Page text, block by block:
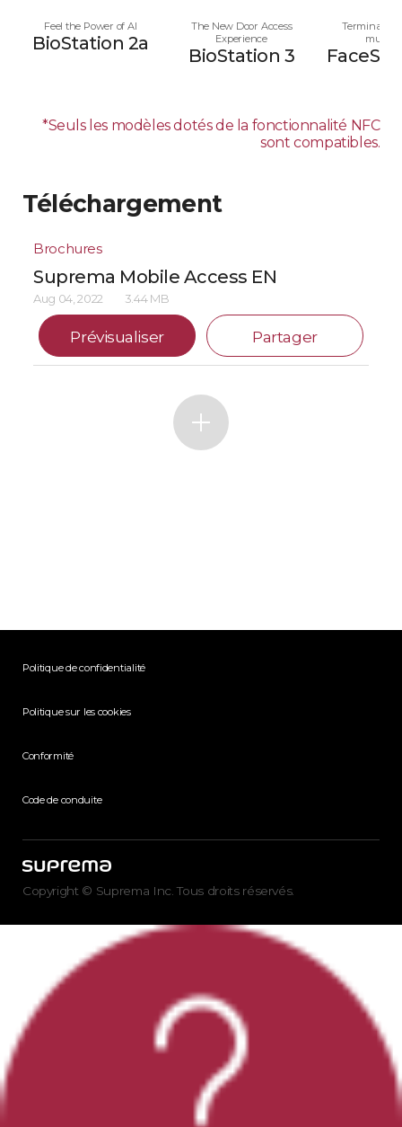
Feel the Power of AI
BioStation 2a
The New Door Access
Experience
BioStation 3
Terminal
*Seuls les modèles dotés de la fonctionnalité NFC
sont compatibles.
Téléchargement
Brochures
Suprema Mobile Access EN
Aug 04, 2022 3.44 MB
Prévisualiser Partager
Politique de confidentialité
Politique sur les cookies
Conformité
Code de conduite
Copyright © Suprema Inc. Tous droits réservés.